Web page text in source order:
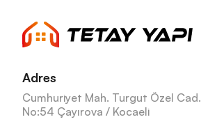
Adres
Cumhuriyet Mah. Turgut Özel Cad.
No:54 Çayırova / Kocaeli